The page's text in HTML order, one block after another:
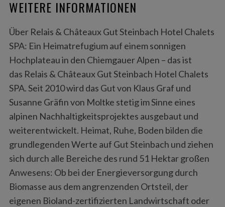
WEITERE INFORMATIONEN
Über Relais & Châteaux Gut Steinbach Hotel Chalets
SPA: Ein Heimatrefugium auf einem sonnigen
Hochplateau in den Chiemgauer Alpen – das ist
das Relais & Châteaux Gut Steinbach Hotel Chalets
SPA. Seit 2010 wird das Gut von Klaus Graf und
Susanne Gräfin von Moltke stetig im Sinne eines
alpinen Nachhaltigkeitsprojektes ausgebaut und
weiterentwickelt. Heimat, Ruhe, Boden bilden die
grundlegenden Werte auf Gut Steinbach und ziehen
sich durch alle Bereiche des rund 51 Hektar großen
Anwesens: Ob bei der Energieversorgung durch
Biomasse aus dem angrenzenden Ortsteil, der
eigenen Bioland-zertifizierten Landwirtschaft oder